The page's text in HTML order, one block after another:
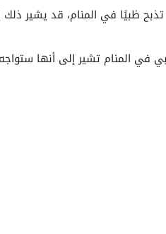
تذبح ظبيًا في المنام، قد يشير
في المنام تشير إلى أنها